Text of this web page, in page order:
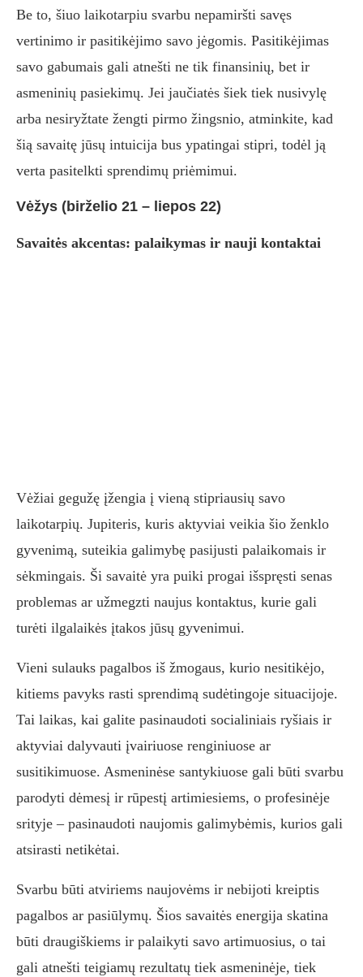
Be to, šiuo laikotarpiu svarbu nepamiršti savęs
vertinimo ir pasitikėjimo savo jėgomis. Pasitikėjimas
savo gabumais gali atnešti ne tik finansinių, bet ir
asmeninių pasiekimų. Jei jaučiatės šiek tiek nusivylę
arba nesiryžtate žengti pirmo žingsnio, atminkite, kad
šią savaitę jūsų intuicija bus ypatingai stipri, todėl ją
verta pasitelkti sprendimų priėmimui.
Vėžys (birželio 21 – liepos 22)
Savaitės akcentas: palaikymas ir nauji kontaktai
Vėžiai gegužę įžengia į vieną stipriausių savo
laikotarpių. Jupiteris, kuris aktyviai veikia šio ženklo
gyvenimą, suteikia galimybę pasijusti palaikomais ir
sėkmingais. Ši savaitė yra puiki progai išspręsti senas
problemas ar užmegzti naujus kontaktus, kurie gali
turėti ilgalaikės įtakos jūsų gyvenimui.
Vieni sulauks pagalbos iš žmogaus, kurio nesitikėjo,
kitiems pavyks rasti sprendimą sudėtingoje situacijoje.
Tai laikas, kai galite pasinaudoti socialiniais ryšiais ir
aktyviai dalyvauti įvairiuose renginiuose ar
susitikimuose. Asmeninėse santykiuose gali būti svarbu
parodyti dėmesį ir rūpestį artimiesiems, o profesinėje
srityje – pasinaudoti naujomis galimybėmis, kurios gali
atsirasti netikėtai.
Svarbu būti atviriems naujovėms ir nebijoti kreiptis
pagalbos ar pasiūlymų. Šios savaitės energija skatina
būti draugiškiems ir palaikyti savo artimuosius, o tai
gali atnešti teigiamų rezultatų tiek asmeninėje, tiek